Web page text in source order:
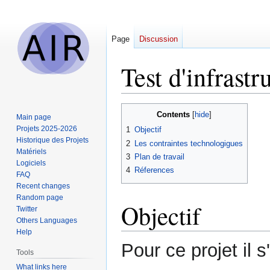
Test
navigation
search
Contents
1 Objectif
2
Les contraintes technologigues
3 Plan de travail
4 Réferences
Objectif
Pour ce projet il
Page Discussion
Main page
Projets 2025-2026
Historique des Projets
Matériels
Logiciels
FAQ
Recent changes
Random page
Twitter
Others Languages
Help
Tools
What links here